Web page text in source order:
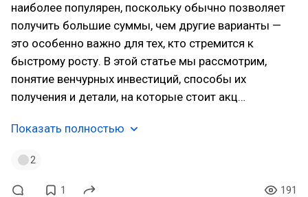
наиболее популярен, поскольку обычно позволяет
получить большие суммы, чем другие варианты —
это особенно важно для тех, кто стремится к
быстрому росту. В этой статье мы рассмотрим,
понятие венчурных инвестиций, способы их
получения и детали, на которые стоит акц…
Показать полностью
2
1 191